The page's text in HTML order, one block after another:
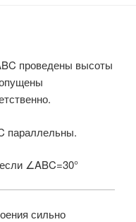
проведены высоты
параллельны.
∠ABC=30°
сильно